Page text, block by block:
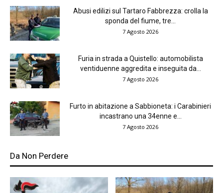
Abusi edilizi sul Tartaro Fabbrezza: crolla la
sponda del fiume, tre...
7 Agosto 2026
Furia in strada a Quistello: automobilista
ventiduenne aggredita e inseguita da...
7 Agosto 2026
Furto in abitazione a Sabbioneta: i Carabinieri
incastrano una 34enne e...
7 Agosto 2026
Da Non Perdere